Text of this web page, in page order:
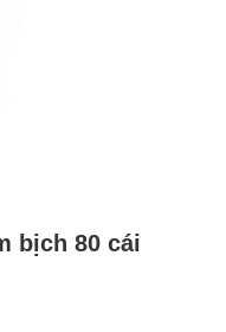
bịch 80 cái